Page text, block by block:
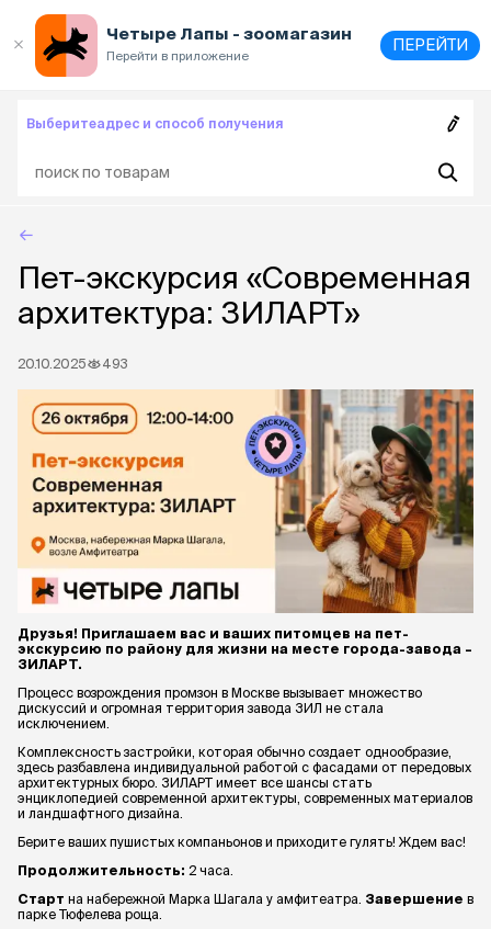
Четыре Лапы - зоомагазин
Перейти в приложение
ПЕРЕЙТИ
Выберитеадрес и способ получения
Пет-экскурсия «Современная
архитектура: ЗИЛАРТ»
20.10.2025 493
Друзья! Приглашаем вас и ваших питомцев на пет-
экскурсию по району для жизни на месте города-завода –
ЗИЛАРТ.
Процесс возрождения промзон в Москве вызывает множество
дискуссий и огромная территория завода ЗИЛ не стала
исключением.
Комплексность застройки, которая обычно создает однообразие,
здесь разбавлена индивидуальной работой с фасадами от передовых
архитектурных бюро. ЗИЛАРТ имеет все шансы стать
энциклопедией современной архитектуры, современных материалов
и ландшафтного дизайна.
Берите ваших пушистых компаньонов и приходите гулять! Ждем вас!
Продолжительность: 2 часа.
Старт на набережной Марка Шагала у амфитеатра. Завершение в
парке Тюфелева роща.